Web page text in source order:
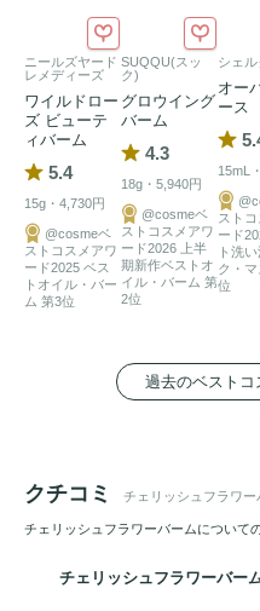
イルをふんだんに配合。よ
お顔の保湿・保護の仕上げ
ケートゾーンなど、肌の薄
もおすすめです。
ニールズヤード
レメディーズ
ワイルドロー
ズ ビューテ
ィバーム
5.4
15g・4,730円
@cosmeベ
ストコスメアワ
ード2025 ベス
トオイル・バー
ム 第3位
SUQQU(スッ
ク)
グロウイング
バーム
4.3
18g・5,940円
@cosmeベ
ストコスメアワ
ード2026 上半
期新作ベストオ
イル・バーム 第
2位
シェ
オー
ース
15mL
スト
ード
ト洗
ク・マ
位
過去のベストコ
クチコミ チェリッシュフラワー
チェリッシュフラワーバームについて
チェリッシュフラワーバー